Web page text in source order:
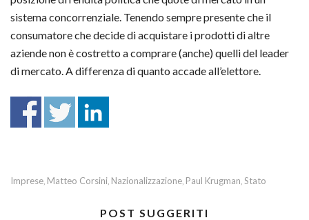
sistema concorrenziale. Tenendo sempre presente che il
consumatore che decide di acquistare i prodotti di altre
aziende non è costretto a comprare (anche) quelli del leader
di mercato. A differenza di quanto accade all’elettore.
Imprese Matteo Corsini Nazionalizzazione Paul Krugman Stato
POST SUGGERITI